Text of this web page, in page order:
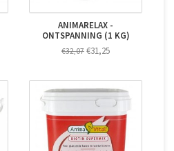
ANIMARELAX -
ONTSPANNING (1 KG)
€32,07 €31,25